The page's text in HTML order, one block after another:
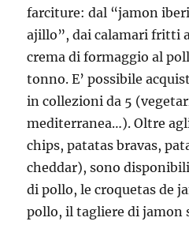
farciture: dal “jamon
ajillo”, dai calamari fritti
crema di formaggio al
tonno. E’ possibile
in collezioni da 5
mediterranea…). Oltre
chips, patatas bravas,
cheddar), sono
di pollo, le croquetas de
pollo, il tagliere di jamon